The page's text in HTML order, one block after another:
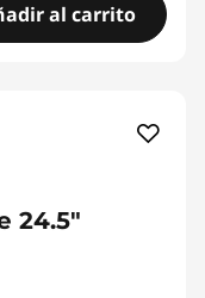
al carrito
24.5"